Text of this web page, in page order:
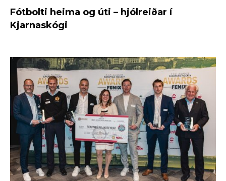
Fótbolti heima og úti – hjólreiðar í
Kjarnaskógi